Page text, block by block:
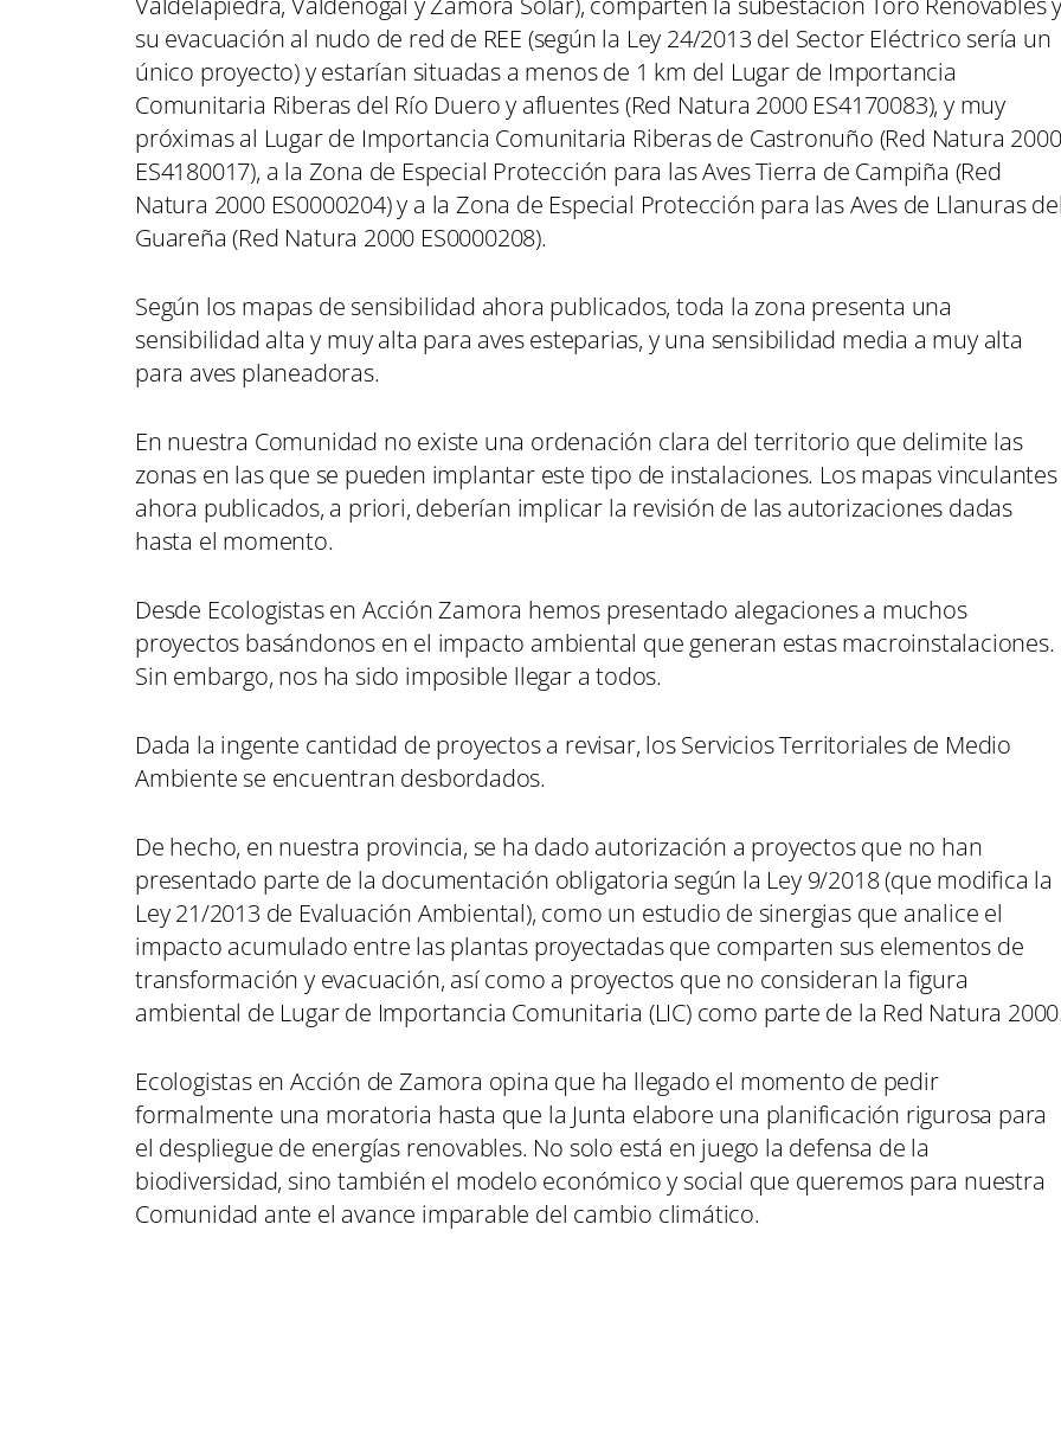
su evacuación al nudo de red de REE (según la Ley 24/2013 del Sector Eléctrico sería un
único proyecto) y estarían situadas a menos de 1 km del Lugar de Importancia
Comunitaria Riberas del Río Duero y afluentes (Red Natura 2000 ES4170083), y muy
próximas al Lugar de Importancia Comunitaria Riberas de Castronuño (Red Natura 2000
ES4180017), a la Zona de Especial Protección para las Aves Tierra de Campiña (Red
Natura 2000 ES0000204) y a la Zona de Especial Protección para las Aves de Llanuras
Guareña (Red Natura 2000 ES0000208).
Según los mapas de sensibilidad ahora publicados, toda la zona presenta una
sensibilidad alta y muy alta para aves esteparias, y una sensibilidad media a muy alta
para aves planeadoras.
En nuestra Comunidad no existe una ordenación clara del territorio que delimite las
zonas en las que se pueden implantar este tipo de instalaciones. Los mapas vinculantes
ahora publicados, a priori, deberían implicar la revisión de las autorizaciones dadas
hasta el momento.
Desde Ecologistas en Acción Zamora hemos presentado alegaciones a muchos
proyectos basándonos en el impacto ambiental que generan estas macroinstalaciones.
Sin embargo, nos ha sido imposible llegar a todos.
Dada la ingente cantidad de proyectos a revisar, los Servicios Territoriales de Medio
Ambiente se encuentran desbordados.
De hecho, en nuestra provincia, se ha dado autorización a proyectos que no han
presentado parte de la documentación obligatoria según la Ley 9/2018 (que modifica la
Ley 21/2013 de Evaluación Ambiental), como un estudio de sinergias que analice el
impacto acumulado entre las plantas proyectadas que comparten sus elementos de
transformación y evacuación, así como a proyectos que no consideran la figura
ambiental de Lugar de Importancia Comunitaria (LIC) como parte de la Red Natura
Ecologistas en Acción de Zamora opina que ha llegado el momento de pedir
formalmente una moratoria hasta que la Junta elabore una planificación rigurosa para
el despliegue de energías renovables. No solo está en juego la defensa de la
biodiversidad, sino también el modelo económico y social que queremos para nuestra
Comunidad ante el avance imparable del cambio climático.